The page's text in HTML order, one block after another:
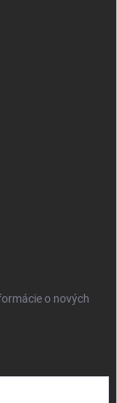
o nových